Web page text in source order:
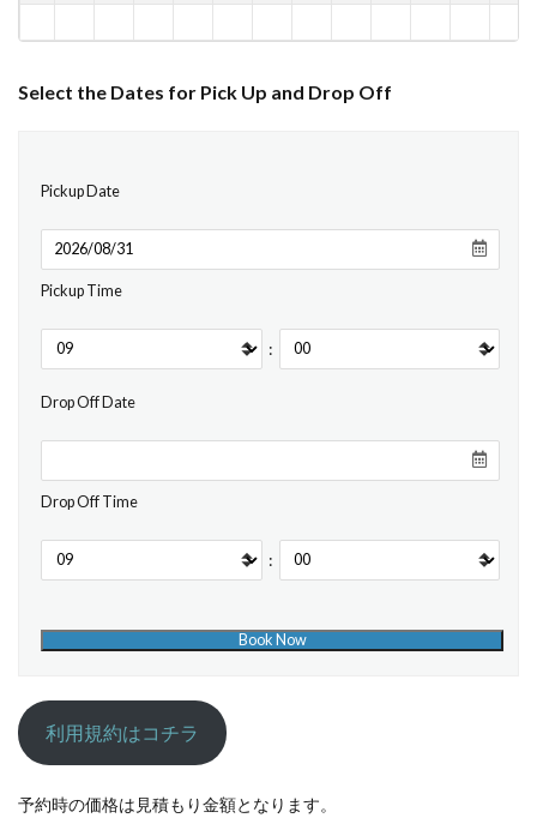
Select the Dates for Pick Up and Drop Off
Pickup Date
Pickup Time
:
Drop Off Date
Drop Off Time
:
利用規約はコチラ
予約時の価格は見積もり金額となります。